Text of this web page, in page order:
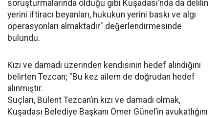
soruşturmalarında olduğu gibi Kuşadası’nda da delilin
yerini iftiracı beyanları, hukukun yerini baskı ve algı
operasyonları almaktadır" değerlendirmesinde
bulundu.
Kızı ve damadı üzerinden kendisinin hedef alındığını
belirten Tezcan; "Bu kez ailem de doğrudan hedef
alınmıştır.
Suçları, Bülent Tezcan’ın kızı ve damadı olmak,
Kuşadası Belediye Başkanı Ömer Günel’in avukatlığını